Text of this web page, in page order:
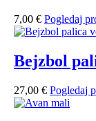
7,00 € Pogledaj
Bejzbol
27,00 € Pogledaj